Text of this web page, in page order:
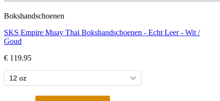
Bokshandschoenen
SKS Empire Muay Thai Bokshandschoenen - Echt Leer - Wit /
Goud
€ 119.95